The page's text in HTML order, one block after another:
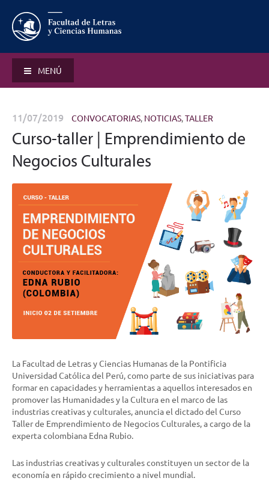
MENÚ
11/07/2019 CONVOCATORIAS, NOTICIAS,TALLER
Curso-taller | Emprendimiento de
Negocios Culturales
La Facultad de Letras y Ciencias Humanas de la Pontificia
Universidad Católica del Perú, como parte de sus iniciativas para
formar en capacidades y herramientas a aquellos interesados en
promover las Humanidades y la Cultura en el marco de las
industrias creativas y culturales, anuncia el dictado del Curso
Taller de Emprendimiento de Negocios Culturales, a cargo de la
experta colombiana Edna Rubio.
Las industrias creativas y culturales constituyen un sector de la
economía en rápido crecimiento a nivel mundial.